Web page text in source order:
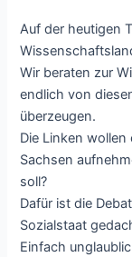
Auf der heutigen
Wir beraten zur
endlich von
überzeugen.
Die Linken wollen
Sachsen
soll?
Dafür ist die
Sozialstaat
Einfach